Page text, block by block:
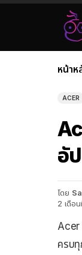
เรื่
ล่า
คุณอ
หน้าห
ACER
อั
โดย
2 เดือ
Acer
ครบทุ